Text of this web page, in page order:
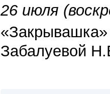
26 июля
«Закрывашка»
Забалуевой